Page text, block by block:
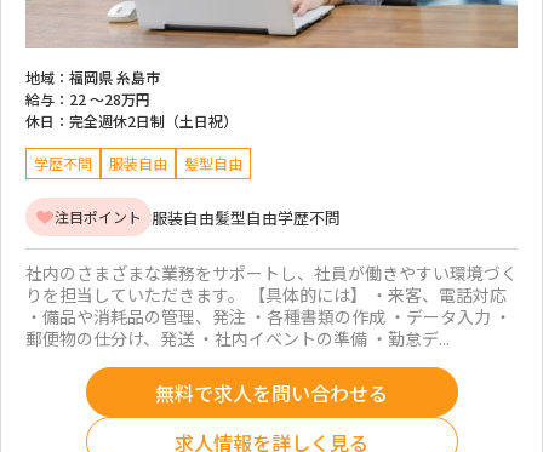
地域： 福岡県 糸島市
給与： 22 ～28万円
休日： 完全週休2日制（土日祝）
学歴不問 服装自由 髪型自由
注目ポイント 服装自由髪型自由学歴不問
社内のさまざまな業務をサポートし、社員が働きやすい環境づく
りを担当していただきます。 【具体的には】 ・来客、電話対応
・備品や消耗品の管理、発注 ・各種書類の作成 ・データ入力 ・
郵便物の仕分け、発送 ・社内イベントの準備 ・勤怠デ...
無料で求人を問い合わせる
求人情報を詳しく見る